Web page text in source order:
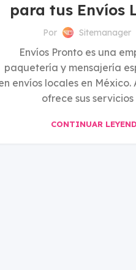
para tus Envíos
Por Sitemanager
Envíos Pronto es una
paquetería y mensajería
envíos locales en
ofrece sus servicios
CONTINUAR